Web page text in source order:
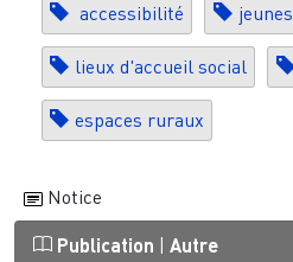
accessibilité jeunes
lieux d'accueil social
espaces ruraux
Notice
Publication | Autre